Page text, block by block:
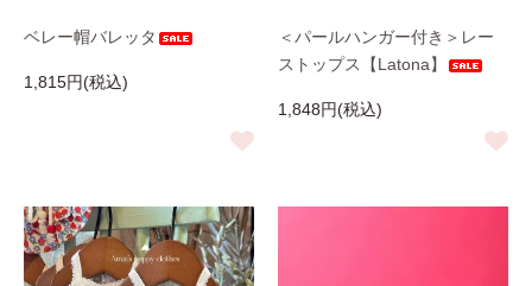
ベレー帽バレッタ
1,815円(税込)
＜パールハンガー付き＞レー
ストップス【Latona】
1,848円(税込)